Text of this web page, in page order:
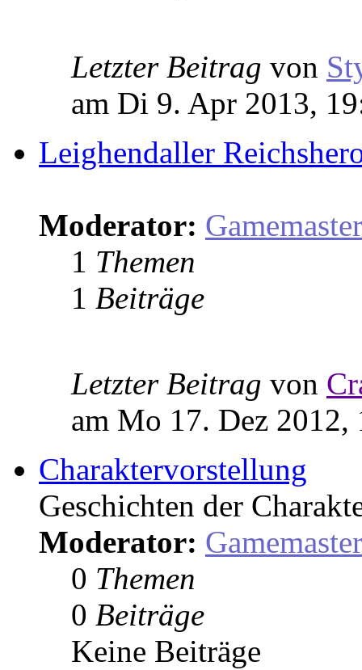
Letzter Beitrag von
am Di 9. Apr 2013,
Leighendaller
Moderator: Gamemaster
1 Themen
1 Beiträge
Letzter Beitrag von
am Mo 17. Dez 2012,
Charaktervorstellung
Geschichten der
Moderator: Gamemaster
0 Themen
0 Beiträge
Keine Beiträge